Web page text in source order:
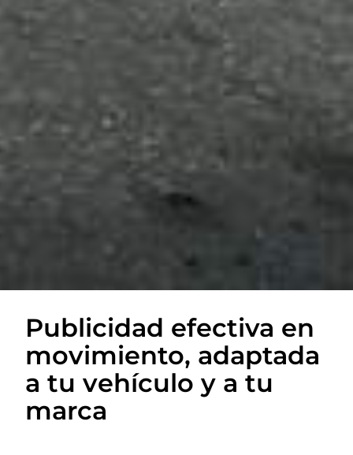
Publicidad efectiva en
movimiento, adaptada
a tu vehículo y a tu
marca